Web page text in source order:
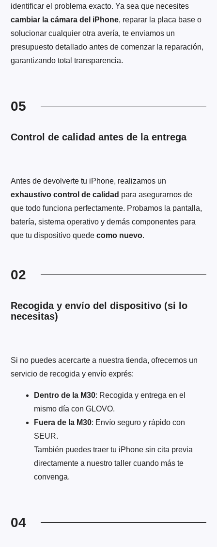
identificar el problema exacto. Ya sea que necesites
cambiar la cámara del iPhone, reparar la placa base o
solucionar cualquier otra avería, te enviamos un
presupuesto detallado antes de comenzar la reparación,
garantizando total transparencia.
05
Control de calidad antes de la entrega
Antes de devolverte tu iPhone, realizamos un
exhaustivo control de calidad para asegurarnos de
que todo funciona perfectamente. Probamos la pantalla,
batería, sistema operativo y demás componentes para
que tu dispositivo quedecomo nuevo.
02
Recogida y envío del dispositivo (si lo
necesitas)
Si no puedes acercarte a nuestra tienda, ofrecemos un
servicio de recogida y envío exprés:
Dentro de la M30: Recogida y entrega en el
mismo día con GLOVO.
Fuera de la M30: Envío seguro y rápido con
SEUR.
También puedes traer tu iPhone sin cita previa
directamente a nuestro taller cuando más te
convenga.
04